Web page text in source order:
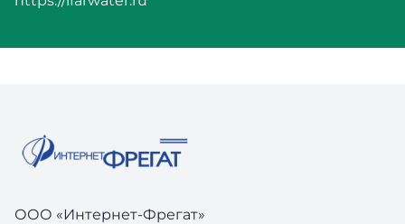
ООО «Интернет-Фрегат»